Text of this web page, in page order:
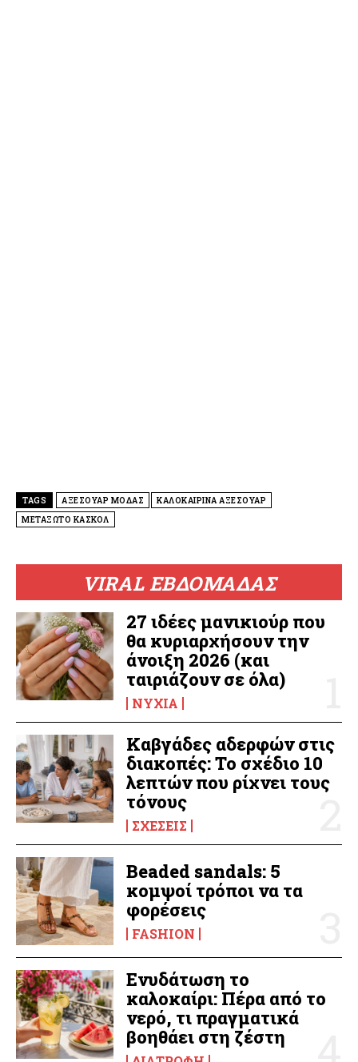
VIRAL ΕΒΔΟΜΑΔΑΣ
27 ιδέες μανικιούρ που
θα κυριαρχήσουν την
άνοιξη 2026 (και
ταιριάζουν σε όλα)
ΝΎΧΙΑ
Καβγάδες αδερφών στις
διακοπές: Το σχέδιο 10
λεπτών που ρίχνει τους
τόνους
ΣΧΈΣΕΙΣ
Beaded sandals: 5
κομψοί τρόποι να τα
φορέσεις
FASHION
Ενυδάτωση το
καλοκαίρι: Πέρα από το
νερό, τι πραγματικά
βοηθάει στη ζέστη
TAGS ΑΞΕΣΟΥΑΡ ΜΟΔΑΣ
ΚΑΛΟΚΑΙΡΙΝΑ ΑΞΕΣΟΥΑΡ
ΜΕΤΑΞΩΤΟ ΚΑΣΚΟΛ